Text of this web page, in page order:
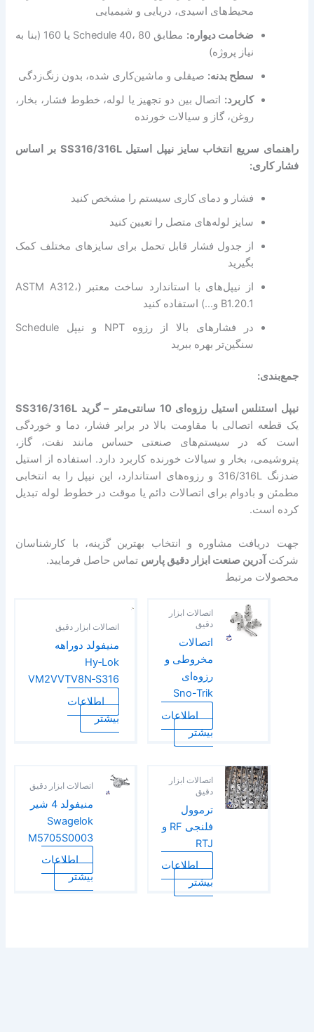
محیط‌های اسیدی، دریایی و شیمیایی
ضخامت دیواره:
مطابق Schedule 40، 80 یا 160 (بنا به
نیاز پروژه)
سطح بدنه: صیقلی و ماشین‌کاری شده، بدون زنگ‌زدگی
کاربرد: اتصال بین دو تجهیز یا لوله، خطوط فشار، بخار،
روغن، گاز و سیالات خورنده
راهنمای سریع انتخاب سایز نیپل استیل SS316/316L بر اساس
فشار کاری:
فشار و دمای کاری سیستم را مشخص کنید
سایز لوله‌های متصل را تعیین کنید
از جدول فشار قابل تحمل برای سایزهای مختلف کمک
بگیرید
از نیپل‌های با استاندارد ساخت معتبر (ASTM A312،
B1.20.1 و…) استفاده کنید
در فشارهای بالا از رزوه NPT و نیپل Schedule
سنگین‌تر بهره ببرید
جمع‌بندی:
نیپل استنلس استیل رزوه‌ای 10 سانتی‌متر – گرید SS316/316L
یک قطعه اتصالی با مقاومت بالا در برابر فشار، دما و خوردگی
است که در سیستم‌های صنعتی حساس مانند نفت، گاز،
پتروشیمی، بخار و سیالات خورنده کاربرد دارد. استفاده از استیل
ضدزنگ 316/316L و رزوه‌های استاندارد، این نیپل را به انتخابی
مطمئن و بادوام برای اتصالات دائم یا موقت در خطوط لوله تبدیل
کرده است.
جهت دریافت مشاوره و انتخاب بهترین گزینه، با کارشناسان
شرکت آدرین صنعت ابزار دقیق پارس تماس حاصل فرمایید.
محصولات مرتبط
اتصالات ابزار
دقیق
اتصالات
مخروطی و
رزوه‌ای
Sno-Trik
اطلاعات
بیشتر
اتصالات ابزار دقیق
منیفولد دو‌راهه
Hy‑Lok
VM2VVTV8N‑S316
اطلاعات
بیشتر
اتصالات ابزار
دقیق
ترموول
فلنجی RF و
RTJ
اطلاعات
بیشتر
اتصالات ابزار دقیق
منیفولد 4 شیر
Swagelok
M5705S0003
اطلاعات
بیشتر